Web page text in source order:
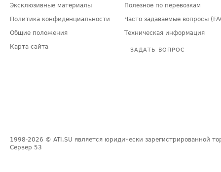
Эксклюзивные материалы
Политика конфиденциальности
Общие положения
Карта сайта
Полезное по перевозкам
Часто задаваемые вопросы
Техническая информация
ЗАДАТЬ ВОПРОС
1998-2026 © ATI.SU является юридически зарегистрированной
Сервер 53